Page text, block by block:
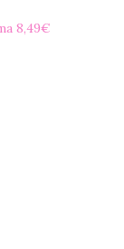
8,49€